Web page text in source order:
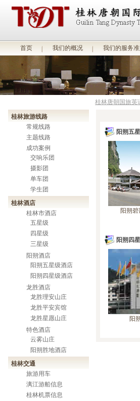
首页 我们的概况 我们的服务准
桂林唐朝国旅英
桂林旅游线路
常规线路
主题线路
成功案例
交响乐团
摄影团
单车团
学生团
桂林酒店
桂林市酒店
五星级
四星级
三星级
阳朔酒店
阳朔五星级酒店
阳朔四星级酒店
龙胜酒店
龙胜理安山庄
龙胜平安宾馆
龙胜星愿山庄
特色酒店
云雾山庄
阳朔胜地酒店
桂林交通
旅游用车
漓江游船信息
桂林机票信息
阳朔五
阳朔
阳朔四
阳